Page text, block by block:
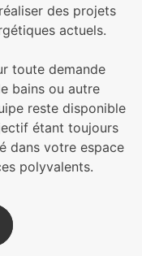
des projets
actuels.
toute demande
bains ou autre
reste disponible
étant toujours
dans votre espace
polyvalents.